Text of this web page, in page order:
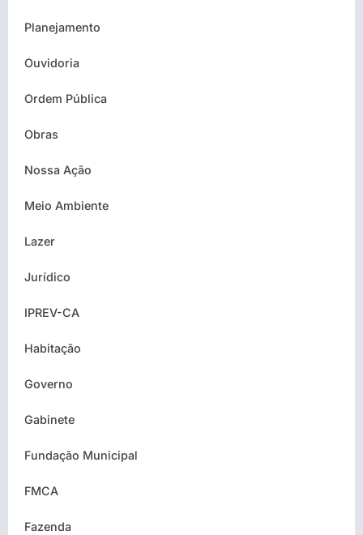
Planejamento
Ouvidoria
Ordem Pública
Obras
Nossa Ação
Meio Ambiente
Lazer
Jurídico
IPREV-CA
Habitação
Governo
Gabinete
Fundação Municipal
FMCA
Fazenda